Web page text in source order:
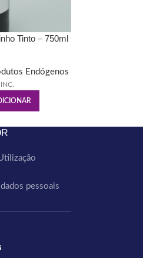
Tinto – 750ml
Endógenos
pessoais